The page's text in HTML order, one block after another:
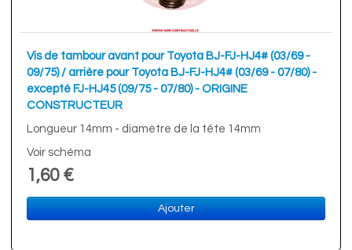
Vis de tambour avant pour Toyota BJ-FJ-HJ4# (03/69 -
09/75) / arrière pour Toyota BJ-FJ-HJ4# (03/69 - 07/80) -
excepté FJ-HJ45 (09/75 - 07/80) - ORIGINE
CONSTRUCTEUR
Longueur 14mm - diamètre de la tête 14mm
Voir schéma
1,60 €
Ajouter